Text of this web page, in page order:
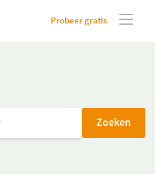
Probeer gratis
Zoeken